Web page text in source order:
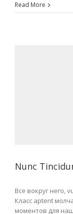
Read More
Nunc
Все вокруг него,
Класс aptent
моментов для